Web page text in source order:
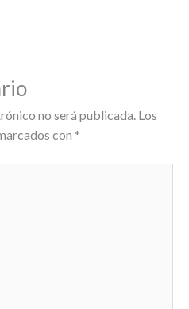
no será publicada. Los
con *